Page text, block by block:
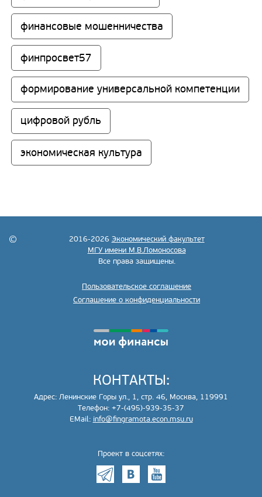
финансовые мошенничества
финпросвет57
формирование универсальной компетенции
цифровой рубль
экономическая культура
2016-2026 Экономический факультет
МГУ имени М.В.Ломоносова
Все права защищены.
Пользовательское соглашение
Соглашение о конфиденциальности
КОНТАКТЫ:
Адрес: Ленинские Горы ул., 1, стр. 46, Москва, 119991
Телефон: +7-(495)-939-35-37
EMail: info@fingramota.econ.msu.ru
Проект в соцсетях: